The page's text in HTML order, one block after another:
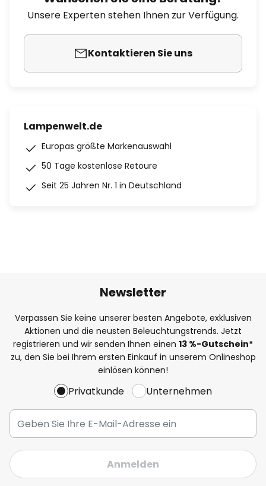
Unsere Experten stehen Ihnen zur Verfügung.
Kontaktieren Sie uns
Lampenwelt.de
Europas größte Markenauswahl
50 Tage kostenlose Retoure
Seit 25 Jahren Nr. 1 in Deutschland
Newsletter
Verpassen Sie keine unserer besten Angebote, exklusiven
Aktionen und die neusten Beleuchtungstrends. Jetzt
registrieren und wir senden Ihnen einen 13 %-Gutschein*
zu, den Sie bei Ihrem ersten Einkauf in unserem Onlineshop
einlösen können!
Privatkunde Unternehmen
Anmelden